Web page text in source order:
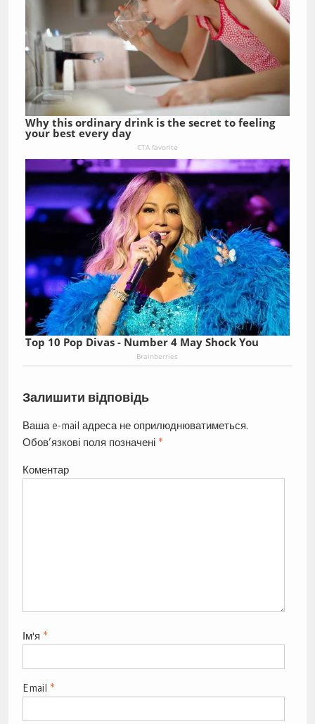
Why this ordinary drink is the secret to feeling
your best every day
CTA favorite
Top 10 Pop Divas - Number 4 May Shock You
Brainberries
Залишити відповідь
Ваша e-mail адреса не оприлюднюватиметься.
Обов’язкові поля позначені *
Коментар
Ім'я *
Email *